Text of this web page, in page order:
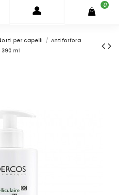
0
per capelli
Antiforfora
ml